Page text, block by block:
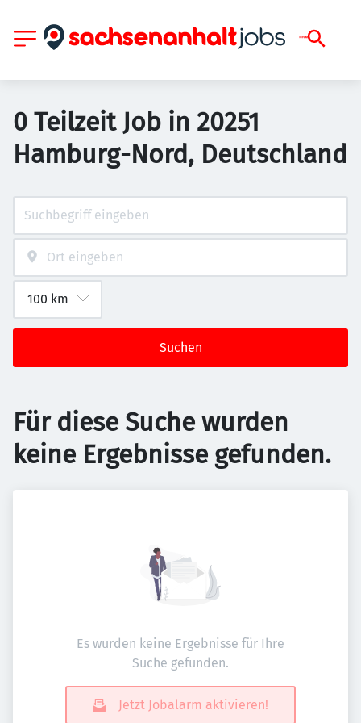
0 Teilzeit Job in 20251
Hamburg-Nord, Deutschland
Suchen
Für diese Suche wurden
keine Ergebnisse gefunden.
Es wurden keine Ergebnisse für Ihre
Suche gefunden.
Jetzt Jobalarm aktivieren!